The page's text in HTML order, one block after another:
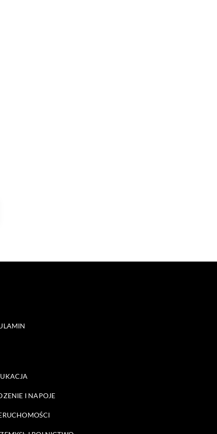
I NAPOJE